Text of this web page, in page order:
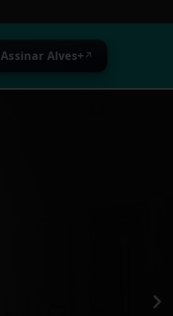
Assinar Alves+ ↗